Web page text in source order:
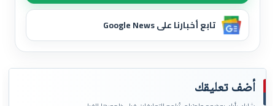
تابع أخبارنا على Google News
أضف تعليقك